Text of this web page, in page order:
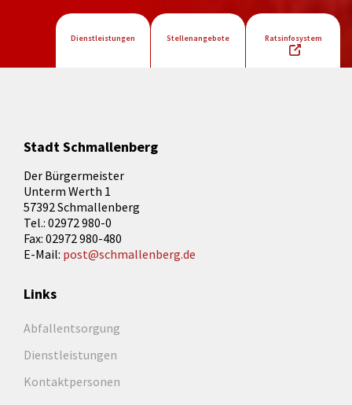
Dienstleistungen Stellenangebote Ratsinfosystem
Stadt Schmallenberg
Der Bürgermeister
Unterm Werth 1
57392 Schmallenberg
Tel.: 02972 980-0
Fax: 02972 980-480
E-Mail: post@schmallenberg.de
Links
Abfallentsorgung
Dienstleistungen
Kontaktpersonen